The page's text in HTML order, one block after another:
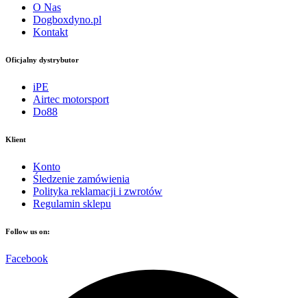
O Nas
Dogboxdyno.pl
Kontakt
Oficjalny dystrybutor
iPE
Airtec motorsport
Do88
Klient
Konto
Śledzenie zamówienia
Polityka reklamacji i zwrotów
Regulamin sklepu
Follow us on:
Facebook